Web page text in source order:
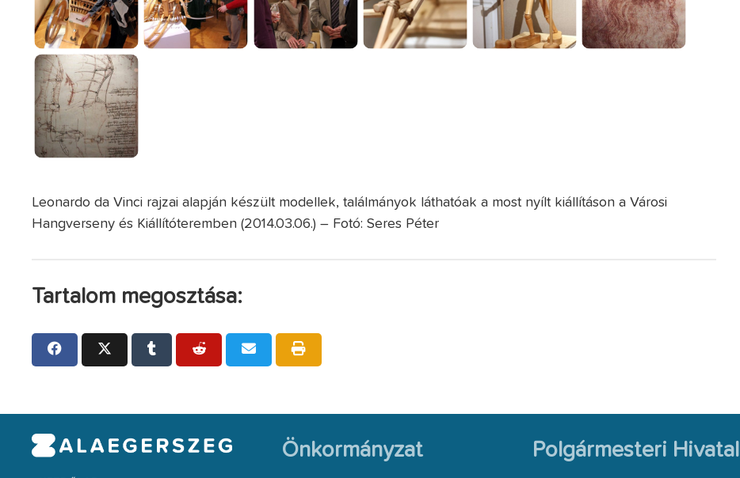
Leonardo da Vinci rajzai alapján készült modellek, találmányok láthatóak a most nyílt kiállításon a Városi
Hangverseny és Kiállítóteremben (2014.03.06.) – Fotó: Seres Péter
Tartalom megosztása:
Önkormányzat Polgármesteri Hivatal